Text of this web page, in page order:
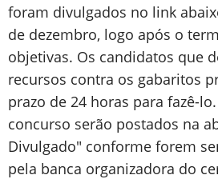
foram divulgados no link
de dezembro, logo após o
objetivas. Os candidatos que
recursos contra os gabaritos
prazo de 24 horas para fazê-
concurso serão postados na
Divulgado" conforme forem
pela banca organizadora do